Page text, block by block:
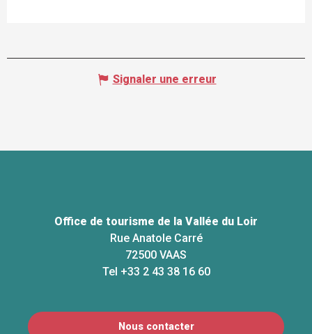
Signaler une erreur
Office de tourisme de la Vallée du Loir
Rue Anatole Carré
72500 VAAS
Tel +33 2 43 38 16 60
Nous contacter